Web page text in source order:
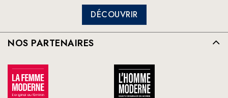
DÉCOUVRIR
NOS PARTENAIRES